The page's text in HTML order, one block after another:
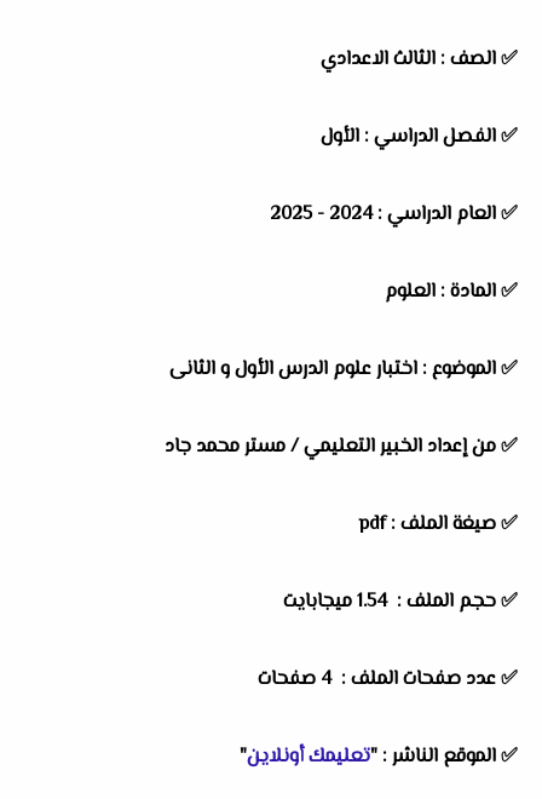
✅الصف : الثالث الاعدادي
✅الفصل الدراسي : الأول
✅العام الدراسي :2024 - 2025
✅المادة : العلوم
✅الموضوع : اختبار علوم الدرس الأول و الثانى
✅من إعداد الخبير التعليمي /مستر محمد جاد
✅ صيغة الملف : pdf
✅ حجم الملف : 1.54 ميجابايت
✅ عدد صفحات الملف : 4 صفحات
✅الموقع الناشر : "تعليمك أونلاين"